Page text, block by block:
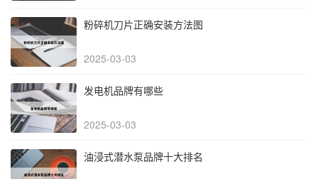
粉碎机刀片正确安装方法图
2025-03-03
发电机品牌有哪些
2025-03-03
油浸式潜水泵品牌十大排名